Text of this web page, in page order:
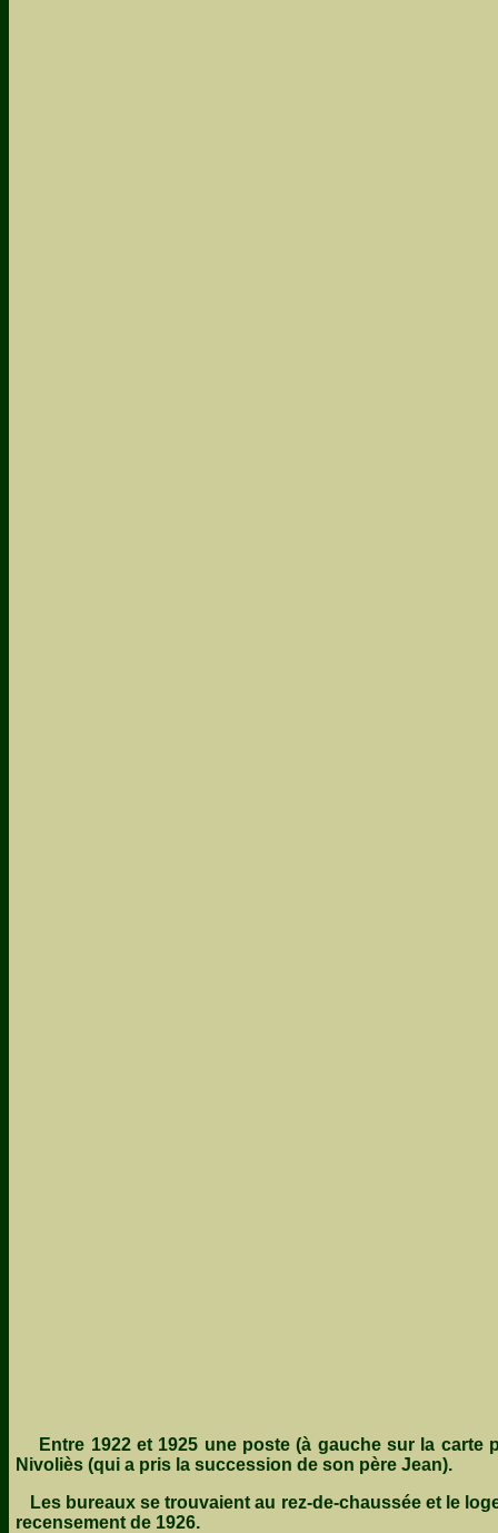
Entre 1922 et 1925 une poste (à gauche sur la carte
Nivoliès (qui a pris la succession de son père Jean).
Les bureaux se trouvaient au rez-de-chaussée et le
recensement de 1926.